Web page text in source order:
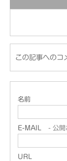
この記事へのコ
名前
E-MAIL - 公開
URL